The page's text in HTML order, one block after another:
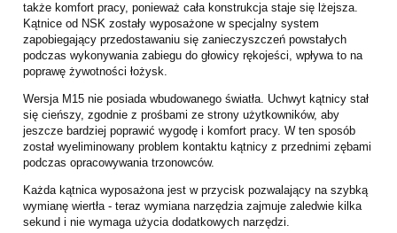
także komfort pracy, ponieważ cała konstrukcja staje się lżejsza.
Kątnice od NSK zostały wyposażone w specjalny system
zapobiegający przedostawaniu się zanieczyszczeń powstałych
podczas wykonywania zabiegu do głowicy rękojeści, wpływa to na
poprawę żywotności łożysk.
Wersja M15 nie posiada wbudowanego światła. Uchwyt kątnicy stał
się cieńszy, zgodnie z prośbami ze strony użytkowników, aby
jeszcze bardziej poprawić wygodę i komfort pracy. W ten sposób
został wyeliminowany problem kontaktu kątnicy z przednimi zębami
podczas opracowywania trzonowców.
Każda kątnica wyposażona jest w przycisk pozwalający na szybką
wymianę wiertła - teraz wymiana narzędzia zajmuje zaledwie kilka
sekund i nie wymaga użycia dodatkowych narzędzi.